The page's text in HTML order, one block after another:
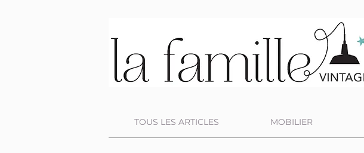
TOUS LES ARTICLES MOBILIER